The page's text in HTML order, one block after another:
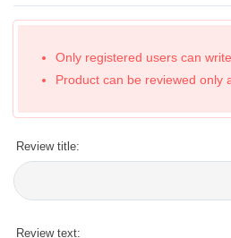
Only registered users can
Product can be reviewed only
Review title:
Review text: